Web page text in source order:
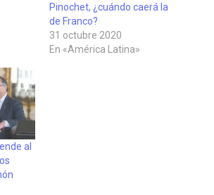
Pinochet, ¿cuándo caerá la
de Franco?
31 octubre 2020
En «América Latina»
al